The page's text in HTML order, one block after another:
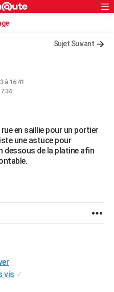
Sujet Suivant
à 16:41
en saillie pour un portier
une astuce pour
dessous de la platine afin
vis ✓